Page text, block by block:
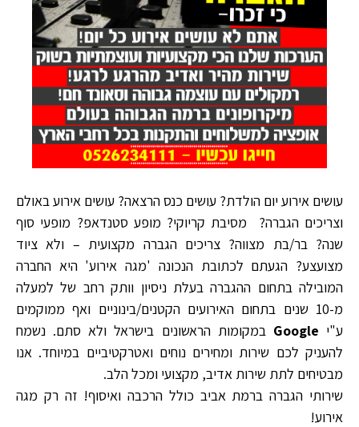
עושים אירוע יום הולדת? עושים כנס הרצאה? עושים אירוע באולם
וצריכים הגברה? מסיבת קריוקי? מופע סטנדאפ? מופעי סוף
שנה? בר/בת מצווה? צריכים הגברה מקצועית – ולא ציוד
מצועצע? הגעתם לכתובת הנכונה 'מגה אירוע' היא החברה
המובילה בתחום ההגברה בעלת ניסיון וותק רחב של למעלה
מ-10 שנים בתחום האירועים הקטנים/בינוניים ואף ממוקמים
ע"י Google במקומות הראשונים בישראל ולא סתם. נשמח
להעניק לכם שירות ומחירים נוחים ואטרקטיביים במיוחד. אנו
מבטיחים לתת שירות אדיב, מקצועי ומכל הלב.
שירותי הגברה ברמת אביב כולל הרכבה ואיסוף! זה רק מגה
אירוע!